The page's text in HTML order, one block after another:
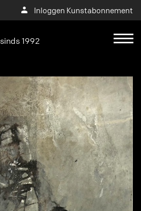
Inloggen Kunstabonnement
sinds 1992